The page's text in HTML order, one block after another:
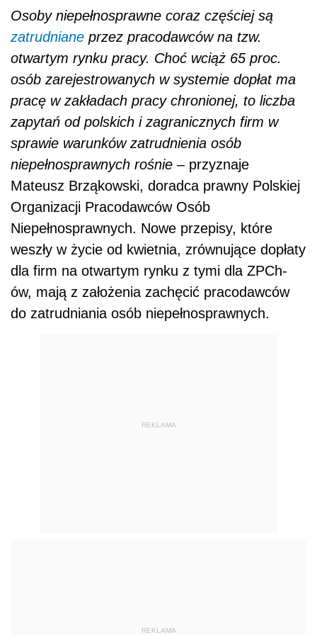
Osoby niepełnosprawne coraz częściej są
zatrudniane przez pracodawców na tzw.
otwartym rynku pracy. Choć wciąż 65 proc.
osób zarejestrowanych w systemie dopłat ma
pracę w zakładach pracy chronionej, to liczba
zapytań od polskich i zagranicznych firm w
sprawie warunków zatrudnienia osób
niepełnosprawnych rośnie – przyznaje
Mateusz Brząkowski, doradca prawny Polskiej
Organizacji Pracodawców Osób
Niepełnosprawnych. Nowe przepisy, które
weszły w życie od kwietnia, zrównujące dopłaty
dla firm na otwartym rynku z tymi dla ZPCh-
ów, mają z założenia zachęcić pracodawców
do zatrudniania osób niepełnosprawnych.
REKLAMA
REKLAMA